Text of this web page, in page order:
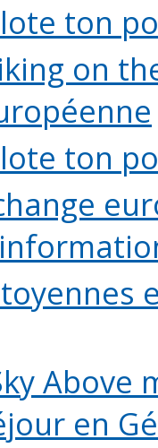
ton
on
ton
Above
en